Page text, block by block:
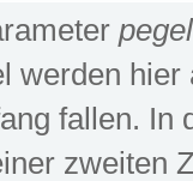
werden
fallen. In
zweiten